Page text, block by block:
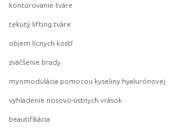
kontúrovanie tváre
tekutý lifting tváre
objem lícnych kostí
zväčšenie brady
myomodulácia pomocou kyseliny hyalurónovej
vyhladenie nosovo-ústnych vrások
beautifikácia